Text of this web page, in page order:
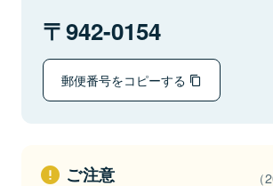
942-0154
郵便番号をコピーする
ご注意